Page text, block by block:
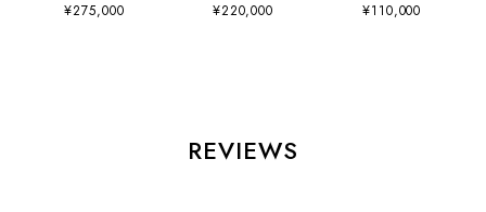
¥275,000
¥220,000
¥110,000
REVIEWS